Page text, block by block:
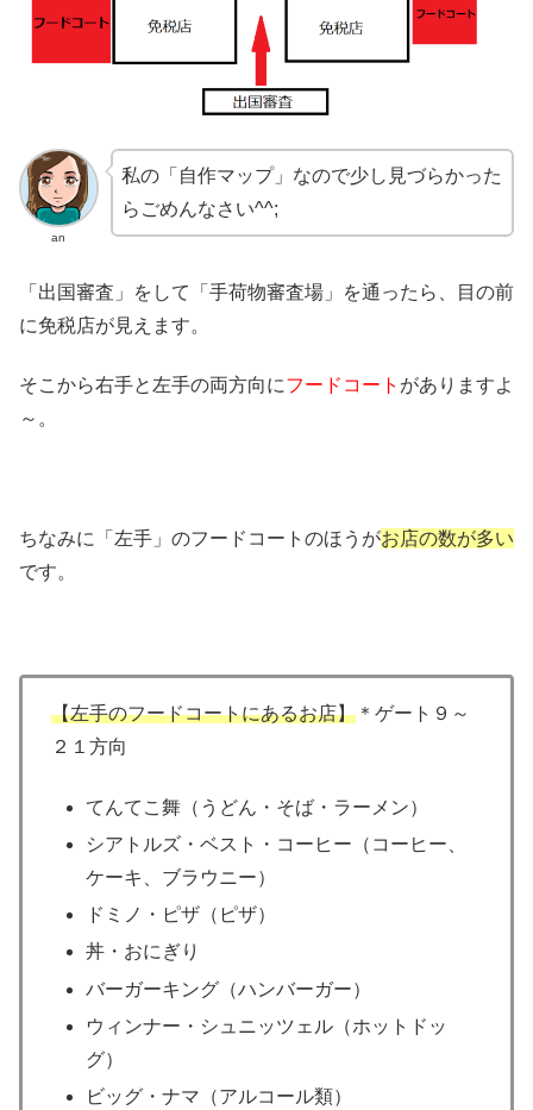
an
私の「自作マップ」なので少し見づらかった
らごめんなさい^^;
「出国審査」をして「手荷物審査場」を通ったら、目の前
に免税店が見えます。
そこから右手と左手の両方向にフードコート がありますよ
～。
ちなみに「左手」のフードコートのほうがお店の数が多い
です。
【左手のフードコートにあるお店】 ＊ゲート９～
２１方向
てんてこ舞（うどん・そば・ラーメン）
シアトルズ・ベスト・コーヒー（コーヒー、
ケーキ、ブラウニー）
ドミノ・ピザ（ピザ）
丼・おにぎり
バーガーキング（ハンバーガー）
ウィンナー・シュニッツェル（ホットドッ
グ）
ビッグ・ナマ（アルコール類）